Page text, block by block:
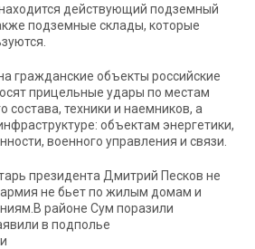
действующий подземный
подземные склады, которые
гражданские объекты российские
прицельные удары по местам
состава, техники и наемников, а
объектам энергетики,
военного управления и связи.
президента Дмитрий Песков не
армия не бьет по жилым домам и
районе Сум поразили
в подполье